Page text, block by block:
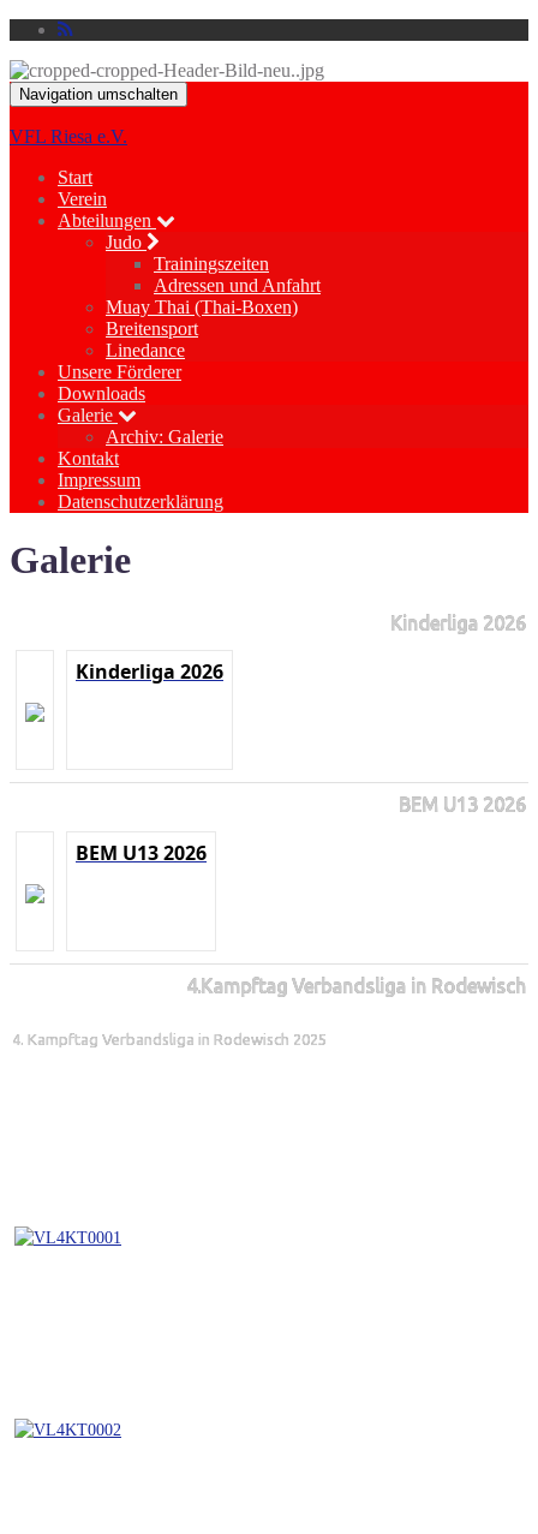
Navigation umschalten
VFL Riesa e.V.
Start
Verein
Abteilungen
Judo
Trainingszeiten
Adressen und Anfahrt
Muay Thai (Thai-Boxen)
Breitensport
Linedance
Unsere Förderer
Downloads
Galerie
Archiv: Galerie
Kontakt
Impressum
Datenschutzerklärung
Galerie
Kinderliga 2026
Kinderliga 2026
BEM U13 2026
BEM U13 2026
4.Kampftag Verbandsliga in Rodewisch
4. Kampftag Verbandsliga in Rodewisch 2025